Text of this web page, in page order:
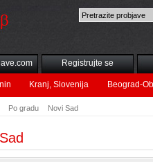
Registrujte se
Kranj, Slovenija Beograd-
Po gradu Novi Sad